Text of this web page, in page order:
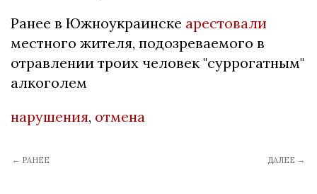
Ранее в Южноукраинске арестовали
местного жителя, подозреваемого в
отравлении троих человек "суррогатным"
алкоголем
нарушения, отмена
← РАНЕЕ ДАЛЕЕ →